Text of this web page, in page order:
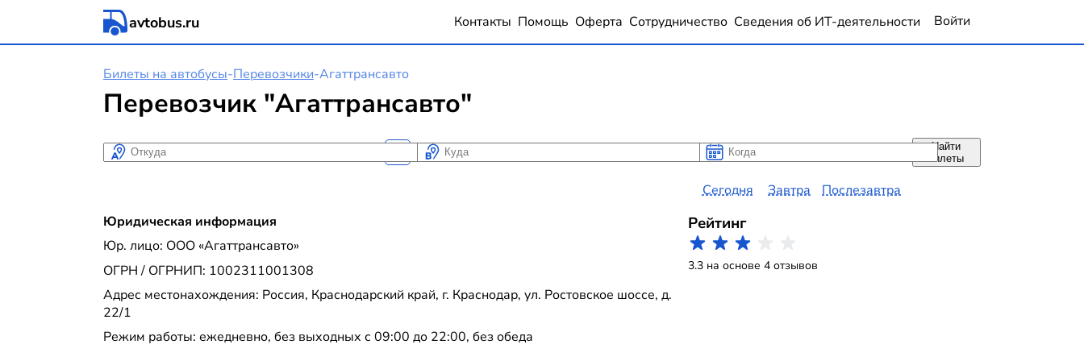
avtobus.ru Контакты Помощь Оферта Сотрудничество Сведения об ИТ-деятельности Войти
Билеты на автобусы-Перевозчики-Агаттрансавто
Перевозчик "Агаттрансавто"
Откуда Куда Когда
Когда
Сегодня Завтра Послезавтра
Найти
билеты
Юридическая информация
Юр. лицо: ООО «Агаттрансавто»
ОГРН / ОГРНИП: 1002311001308
Адрес местонахождения: Россия, Краснодарский край, г. Краснодар, ул. Ростовское шоссе, д.
22/1
Режим работы: ежедневно, без выходных с 09:00 до 22:00, без обеда
Рейтинг
3.3 на основе 4 отзывов